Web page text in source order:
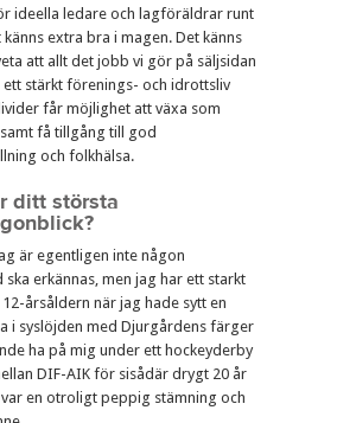
ideella ledare och lagföräldrar runt
extra bra i magen. Det känns
att allt det jobb vi gör på säljsidan
ett stärkt förenings- och idrottsliv
får möjlighet att växa som
få tillgång till god
och folkhälsa.
ditt största
är egentligen inte någon
erkännas, men jag har ett starkt
årsåldern när jag hade sytt en
i syslöjden med Djurgårdens färger
ha på mig under ett hockeyderby
DIF-AIK för sisådär drygt 20 år
var en otroligt peppig stämning och